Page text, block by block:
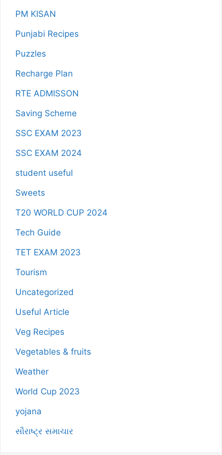
PM KISAN
Punjabi Recipes
Puzzles
Recharge Plan
RTE ADMISSON
Saving Scheme
SSC EXAM 2023
SSC EXAM 2024
student useful
Sweets
T20 WORLD CUP 2024
Tech Guide
TET EXAM 2023
Tourism
Uncategorized
Useful Article
Veg Recipes
Vegetables & fruits
Weather
World Cup 2023
yojana
સૌરાષ્ટ્ર સમાચાર